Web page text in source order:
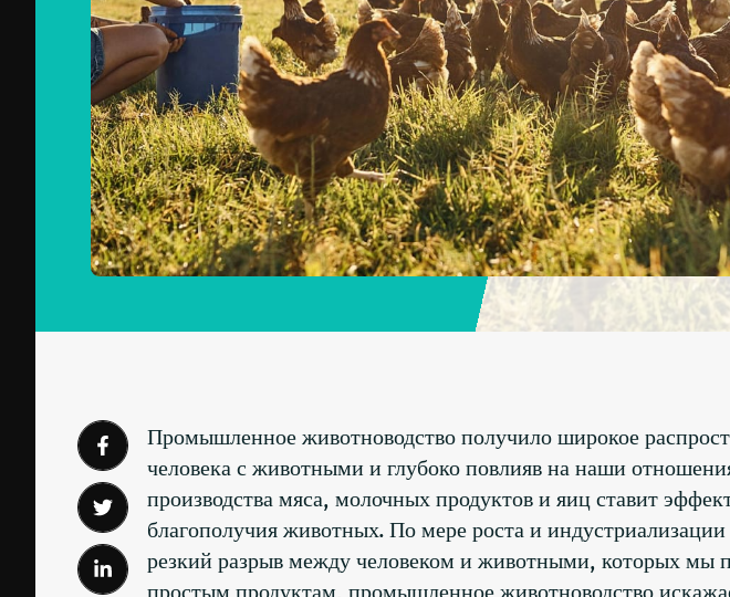
Промышленное животноводство получило широкое
человека с животными и глубоко повлияв на наши
производства мяса, молочных продуктов и яиц ставит
благополучия животных. По мере роста и
резкий разрыв между человеком и животными, которых мы
простым продуктам, промышленное животноводство